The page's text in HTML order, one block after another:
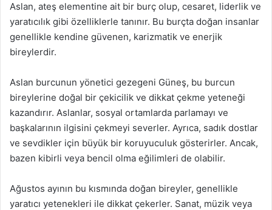
Aslan, ateş elementine ait bir burç olup, cesaret, liderlik ve
yaratıcılık gibi özelliklerle tanınır. Bu burçta doğan insanlar
genellikle kendine güvenen, karizmatik ve enerjik
bireylerdir.
Aslan burcunun yönetici gezegeni Güneş, bu burcun
bireylerine doğal bir çekicilik ve dikkat çekme yeteneği
kazandırır. Aslanlar, sosyal ortamlarda parlamayı ve
başkalarının ilgisini çekmeyi severler. Ayrıca, sadık dostlar
ve sevdikler için büyük bir koruyuculuk gösterirler. Ancak,
bazen kibirli veya bencil olma eğilimleri de olabilir.
Ağustos ayının bu kısmında doğan bireyler, genellikle
yaratıcı yetenekleri ile dikkat çekerler. Sanat, müzik veya